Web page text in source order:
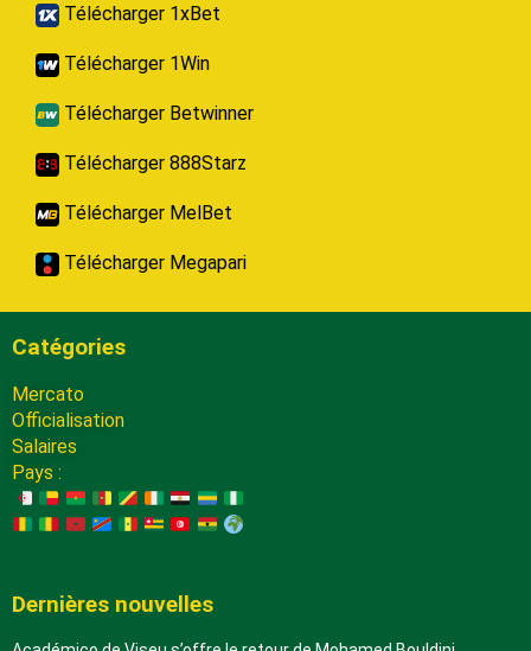
Télécharger 1xBet
Télécharger 1Win
Télécharger Betwinner
Télécharger 888Starz
Télécharger MelBet
Télécharger Megapari
Catégories
Mercato
Officialisation
Salaires
Pays :
Dernières nouvelles